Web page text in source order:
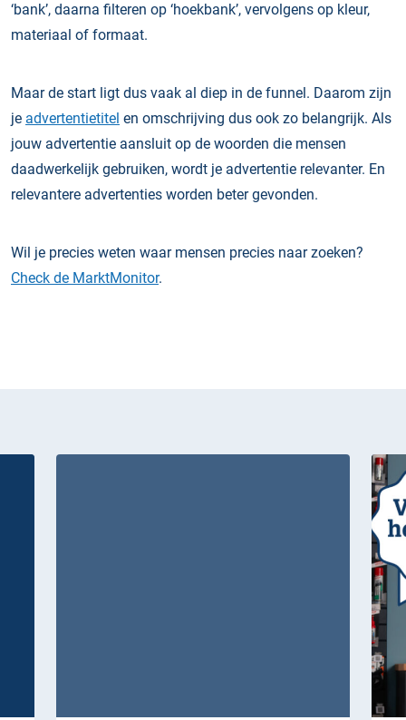
‘bank’, daarna filteren op ‘hoekbank’, vervolgens op kleur,
materiaal of formaat.
Maar de start ligt dus vaak al diep in de funnel. Daarom zijn
je advertentietitel en omschrijving dus ook zo belangrijk. Als
jouw advertentie aansluit op de woorden die mensen
daadwerkelijk gebruiken, wordt je advertentie relevanter. En
relevantere advertenties worden beter gevonden.
Wil je precies weten waar mensen precies naar zoeken?
Check de MarktMonitor.